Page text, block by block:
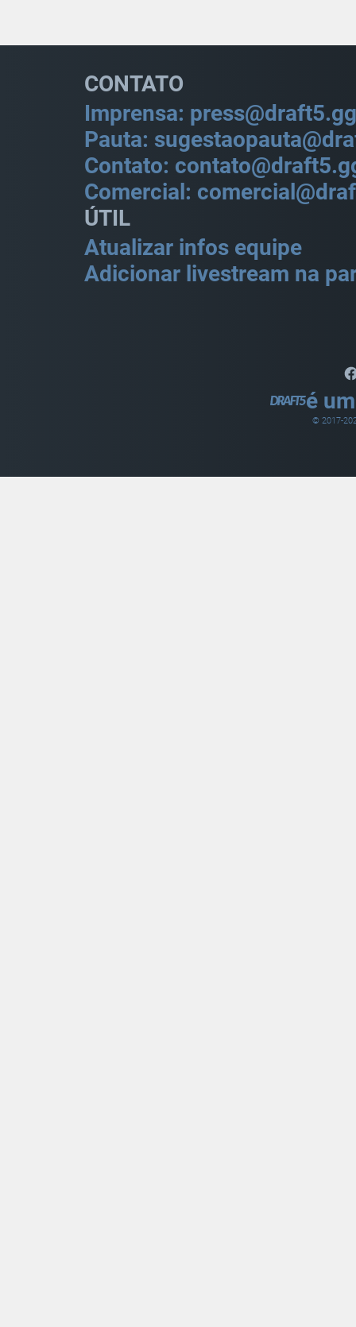
CONTATO
Imprensa: press@draft5.gg
Pauta:
Contato:
Comercial:
ÚTIL
Atualizar infos equipe
Adicionar livestream na
é
© 2017-